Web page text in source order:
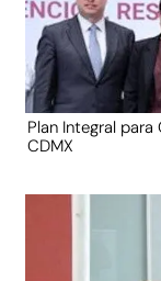
Plan Integral
CDMX